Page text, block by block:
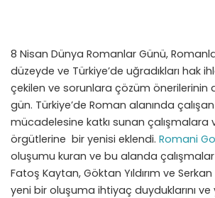
8 Nisan Dünya Romanlar Günü,
düzeyde ve Türkiye’de uğradıkları hak
çekilen ve sorunlara çözüm önerilerinin
gün. Türkiye’de Roman alanında
mücadelesine katkı sunan çalışmalara
örgütlerine bir yenisi eklendi. Romani
oluşumu kuran ve bu alanda
Fatoş Kaytan, Göktan Yıldırım ve
yeni bir oluşuma ihtiyaç duyduklarını ve